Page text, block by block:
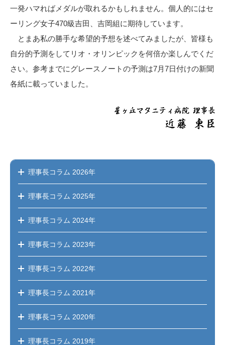
一発ハマればメダルが取れるかもしれません。個人的にはセ
ーリング女子470級吉田、吉岡組に期待しています。
とまあ私の勝手な希望的予想を述べてみましたが、皆様も
自分的予測をしてリオ・オリンピックを何倍か楽しんでくだ
さい。参考までにグレースノートの予測は7月7日付けの新聞
各紙に載っていました。
理事長コラム 2026年
理事長コラム 2025年
理事長コラム 2024年
理事長コラム 2023年
理事長コラム 2022年
理事長コラム 2021年
理事長コラム 2020年
理事長コラム 2019年